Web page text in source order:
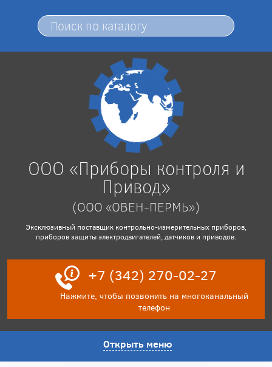
ООО «Приборы контроля и
Привод»
(ООО «ОВЕН-ПЕРМЬ»)
Эксклюзивный поставщик контрольно-измерительных приборов,
приборов защиты электродвигателей, датчиков и приводов.
+7 (342) 270-02-27
Нажмите, чтобы позвонить на многоканальный
телефон
Открыть меню